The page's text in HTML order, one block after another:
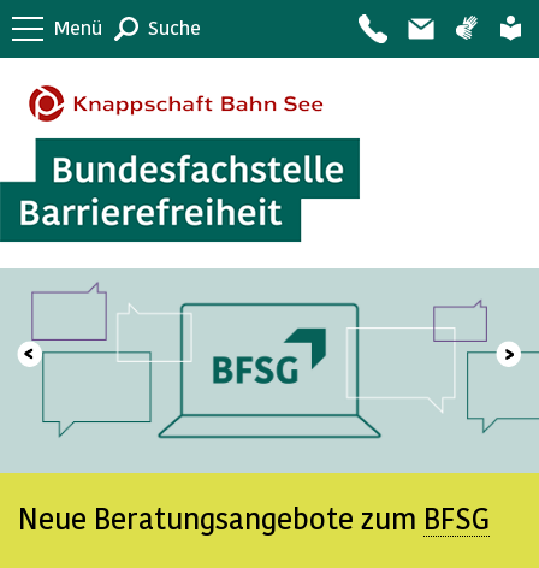
Menü Suche
Neue Beratungsangebote zum BFSG